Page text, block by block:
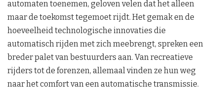
automaten toenemen, geloven velen dat het alleen
maar de toekomst tegemoet rijdt. Het gemak en de
hoeveelheid technologische innovaties die
automatisch rijden met zich meebrengt, spreken een
breder palet van bestuurders aan. Van recreatieve
rijders tot de forenzen, allemaal vinden ze hun weg
naar het comfort van een automatische transmissie.